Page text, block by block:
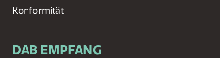
Konformität
DAB EMPFANG